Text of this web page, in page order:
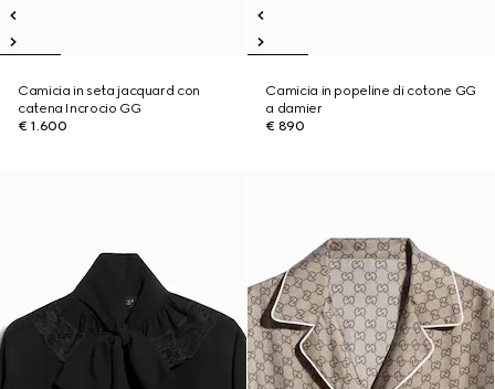
Camicia in seta jacquard con
catena Incrocio GG
€ 1.600
Camicia in popeline di cotone GG
a damier
€ 890